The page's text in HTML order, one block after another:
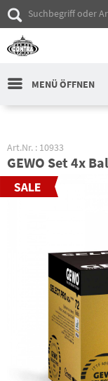
MENÜ ÖFFNEN
Art.Nr. : 10933
GEWO Set 4x